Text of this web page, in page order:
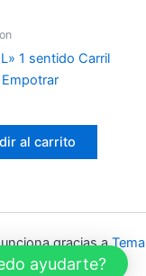
1 sentido Carril
al carrito
gracias aTema
ayudarte?